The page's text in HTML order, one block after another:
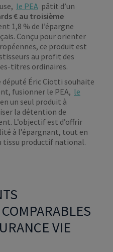
le PEA pâtit d’un
€ au troisième
1,8 % de l’épargne
Conçu pour orienter
ce produit est
au profit des
titres ordinaires.
député Éric Ciotti souhaite
fusionner le PEA, le
en un seul produit à
la détention de
L’objectif est d’offrir
à l’épargnant, tout en
productif national.
VIE